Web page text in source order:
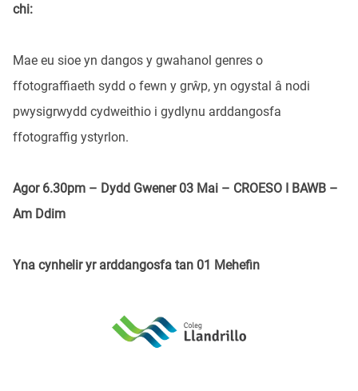
chi:
Mae eu sioe yn dangos y gwahanol genres o
ffotograffiaeth sydd o fewn y grŵp, yn ogystal â nodi
pwysigrwydd cydweithio i gydlynu arddangosfa
ffotograffig ystyrlon.
Agor 6.30pm – Dydd Gwener 03 Mai – CROESO I BAWB –
Am Ddim
Yna cynhelir yr arddangosfa tan 01 Mehefin